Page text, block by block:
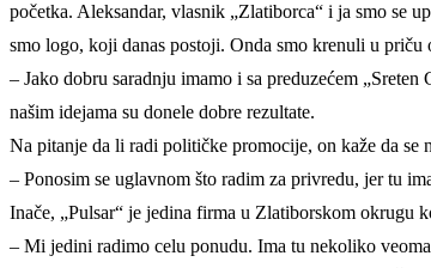
početka. Aleksandar, vlasnik „Zlatiborca“ i ja smo se
smo logo, koji danas postoji. Onda smo krenuli u priču
– Jako dobru saradnju imamo i sa preduzećem
našim idejama su donele dobre rezultate.
Na pitanje da li radi političke promocije, on kaže da se
– Ponosim se uglavnom što radim za privredu, jer tu
Inače, „Pulsar“ je jedina firma u Zlatiborskom okrugu
– Mi jedini radimo celu ponudu. Ima tu nekoliko